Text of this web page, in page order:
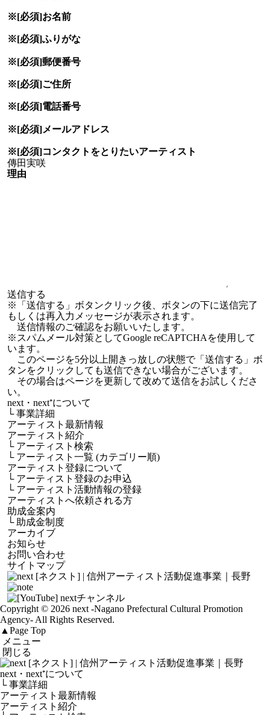
※[必須]お名前
※[必須]ふりがな
※[必須]郵便番号
※[必須]ご住所
※[必須]電話番号
※[必須]メールアドレス
※[必須]コンタクトをとりたいアーティスト
理由
※「送信する」ボタンクリック後、ボタンの下に送信完了
もしくは再入力メッセージが表示されます。
送信情報のご確認をお願いいたします。
※スパムメール対策としてGoogle reCAPTCHAを使用して
います。
このページを5分以上開きっ放しの状態で「送信する」ボ
タンをクリックしても送信できない場合がございます。
その場合はページを更新して改めて送信をお試しくださ
い。
next・next⁺について
└事業詳細
アーティスト最新情報
アーティスト紹介
└ アーティスト検索
└ アーティスト一覧 (カテゴリー順)
アーティスト登録について
└ アーティスト登録のお申込
└ アーティスト活動情報の登録
アーティストへ依頼される方
助成金案内
└ 助成金制度
アーカイブ
お知らせ
お問い合わせ
サイトマップ
Copyright © 2026 next -Nagano Prefectural Cultural Promotion
Agency- All Rights Reserved.
▲ Page Top
メニュー
閉じる
next・next⁺について
└ 事業詳細
アーティスト最新情報
アーティスト紹介